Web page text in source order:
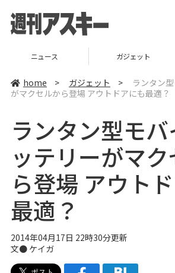
ニュース ガジェット
home > ガジェット >
ランタン
がマクセルから登場 アウトドアにも最適？
ランタン型モ
ッテリーがマ
ら登場 アウト
最適？
2014年04月17日 22時30分更新
文● ケイガ